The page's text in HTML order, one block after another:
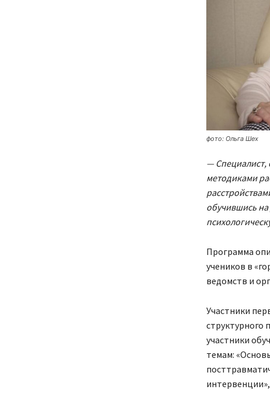
фото: Ольга Шех
—
методиками
обучившись
Программа
учеников в
ведомств и
Участники
структурного
участники
темам: